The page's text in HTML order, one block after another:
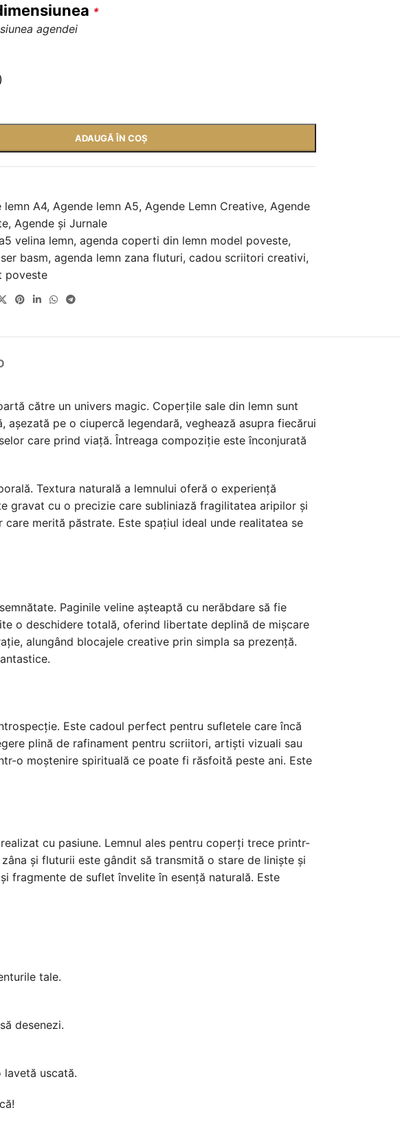
*
agendei
)
ADAUGĂ ÎN COȘ
lemn A4, Agende lemn A5, Agende Lemn Creative, Agende
, Agende și Jurnale
velina lemn, agenda coperti din lemn model poveste,
basm, agenda lemn zana fluturi, cadou scriitori creativi,
poveste
către un univers magic. Coperțile sale din lemn sunt
pe o ciupercă legendară, veghează asupra fiecărui
care prind viață. Întreaga compoziție este înconjurată
Textura naturală a lemnului oferă o experiență
gravat cu o precizie care subliniază fragilitatea aripilor și
merită păstrate. Este spațiul ideal unde realitatea se
Paginile veline așteaptă cu nerăbdare să fie
o deschidere totală, oferind libertate deplină de mișcare
alungând blocajele creative prin simpla sa prezență.
Este cadoul perfect pentru sufletele care încă
plină de rafinament pentru scriitori, artiști vizuali sau
o moștenire spirituală ce poate fi răsfoită peste ani. Este
cu pasiune. Lemnul ales pentru coperți trece printr-
și fluturii este gândit să transmită o stare de liniște și
fragmente de suflet învelite în esență naturală. Este
tale.
desenezi.
uscată.